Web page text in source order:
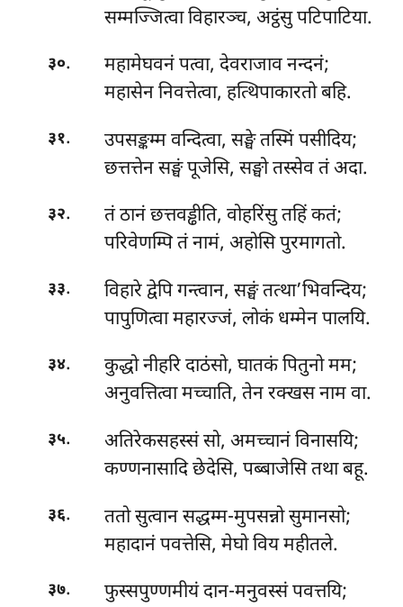
सम्मज्जित्वा विहारञ्च, अट्ठंसु पटिपाटिया.
३०.
महामेघवनं पत्वा, देवराजाव नन्दनं;
महासेन निवत्तेत्वा, हत्थिपाकारतो बहि.
३१.
उपसङ्कम्म वन्दित्वा, सङ्घे तस्मिं पसीदिय;
छत्तत्तेन सङ्घं पूजेसि, सङ्घो तस्सेव तं अदा.
३२.
तं ठानं छत्तवड्ढीति, वोहरिंसु तहिं कतं;
परिवेणम्पि तं नामं, अहोसि पुरमागतो.
३३.
विहारे द्वेपि गन्त्वान, सङ्घं तत्था’भिवन्दिय;
पापुणित्वा महारज्जं, लोकं धम्मेन पालयि.
३४.
कुद्धो नीहरि दाठंसो, घातकं पितुनो मम;
अनुवत्तित्वा मच्चाति, तेन रक्खस नाम वा.
३५.
अतिरेकसहस्सं सो, अमच्चानं विनासयि;
कण्णनासादि छेदेसि, पब्बाजेसि तथा बहू.
३६.
ततो सुत्वान सद्धम्म-मुपसन्नो सुमानसो;
महादानं पवत्तेसि, मेघो विय महीतले.
३७.
फुस्सपुण्णमीयं दान-मनुवस्सं पवत्तयि;